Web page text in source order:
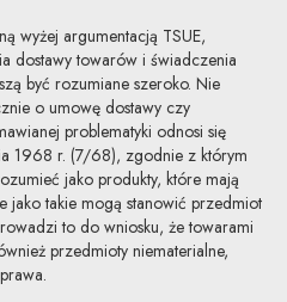
wyżej argumentacją TSUE,
dostawy towarów i świadczenia
być rozumiane szeroko. Nie
o umowę dostawy czy
problematyki odnosi się
1968 r. (7/68), zgodnie z którym
jako produkty, które mają
jako takie mogą stanowić przedmiot
to do wniosku, że towarami
przedmioty niematerialne,